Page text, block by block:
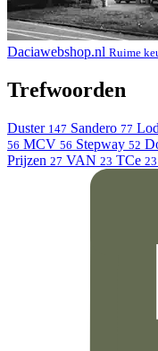
Daciawebshop.nl Ruime
Trefwoorden
Duster 147 Sandero 77
56 MCV 56 Stepway 52
Prijzen 27 VAN 23 TCe 23